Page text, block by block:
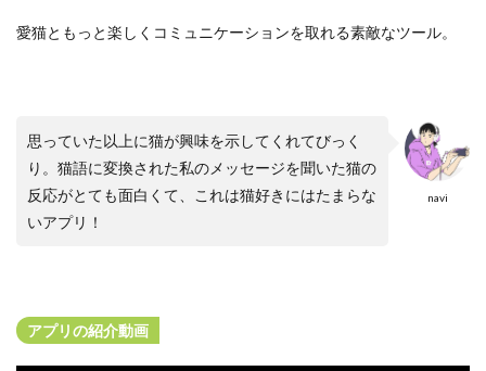
愛猫ともっと楽しくコミュニケーションを取れる素敵なツール。
navi
思っていた以上に猫が興味を示してくれてびっく
り。猫語に変換された私のメッセージを聞いた猫の
反応がとても面白くて、これは猫好きにはたまらな
いアプリ！
アプリの紹介動画